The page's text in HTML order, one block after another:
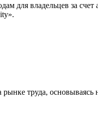
для владельцев за
труда, основываясь